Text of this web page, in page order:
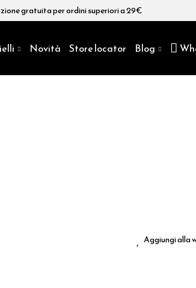
gratuita per ordini superiori a 29€
Novità Store locator Blog
Aggiungi alla